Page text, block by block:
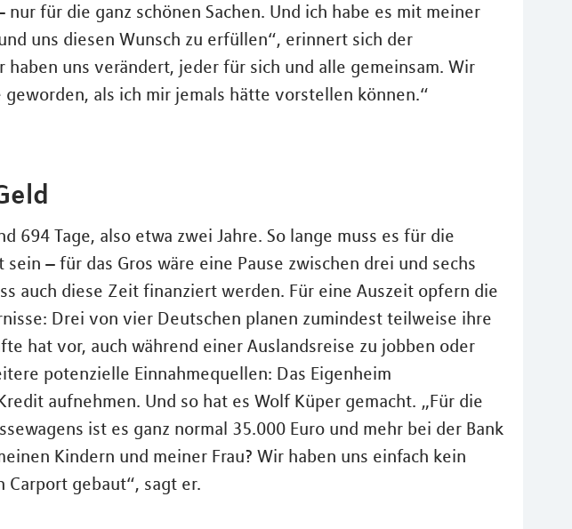
für die ganz schönen Sachen. Und ich habe es mit meiner
uns diesen Wunsch zu erfüllen“, erinnert sich der
haben uns verändert, jeder für sich und alle gemeinsam. Wir
als ich mir jemals hätte vorstellen können.“
694 Tage, also etwa zwei Jahre. So lange muss es für die
– für das Gros wäre eine Pause zwischen drei und sechs
auch diese Zeit finanziert werden. Für eine Auszeit opfern die
Drei von vier Deutschen planen zumindest teilweise ihre
hat vor, auch während einer Auslandsreise zu jobben oder
potenzielle Einnahmequellen: Das Eigenheim
aufnehmen. Und so hat es Wolf Küper gemacht. „Für die
ist es ganz normal 35.000 Euro und mehr bei der Bank
Kindern und meiner Frau? Wir haben uns einfach kein
gebaut“, sagt er.